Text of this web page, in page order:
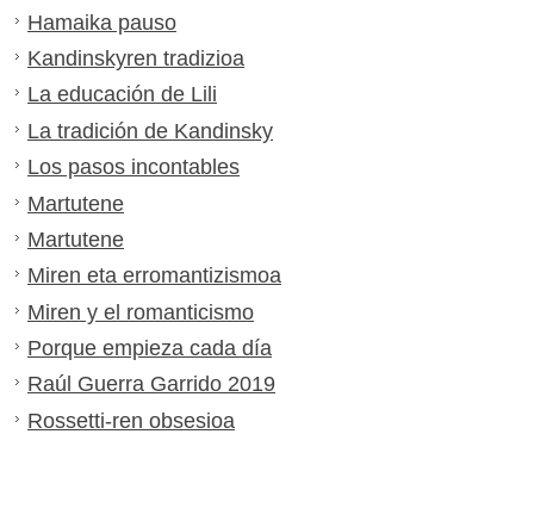
Hamaika pauso
Kandinskyren tradizioa
La educación de Lili
La tradición de Kandinsky
Los pasos incontables
Martutene
Martutene
Miren eta erromantizismoa
Miren y el romanticismo
Porque empieza cada día
Raúl Guerra Garrido 2019
Rossetti-ren obsesioa